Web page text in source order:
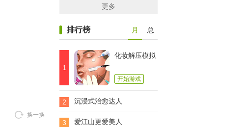
换一换
更多
排行榜 月 总
1
化妆解压模拟
开始游戏
2 沉浸式治愈达人
3 爱江山更爱美人